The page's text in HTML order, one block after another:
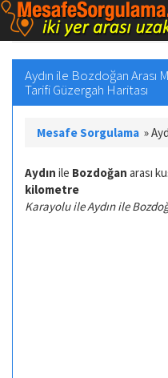
Aydın ile Bozdoğan Arası
Tarifi Güzergah Haritası
Mesafe Sorgulama »
Aydın ile Bozdoğan arası
kilometre
Karayolu ile Aydın ile